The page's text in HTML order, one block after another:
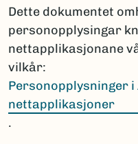
Dette dokumentet
personopplysingar
nettapplikasjonane
vilkår:
Personopplysninger
nettapplikasjoner
.